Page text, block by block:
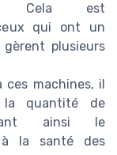
Cela est
qui ont un
plusieurs
ces machines, il
quantité de
ainsi le
à la santé des